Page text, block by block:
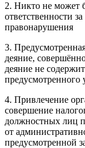
2. Никто не может
ответственности
правонарушения
3.
деяние,
деяние не
предусмотренного
4. Привлечение
совершение
должностных лиц
от
предусмотренной